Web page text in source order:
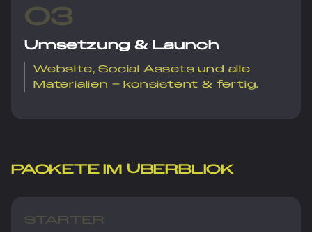
03
Umsetzung & Launch
Website, Social Assets und alle
Materialien – konsistent & fertig.
PACKETE IM ÜBERBLICK
STARTER